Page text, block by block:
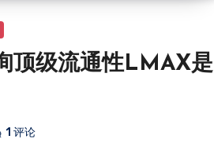
顶级流通性LMAX是
1 评论